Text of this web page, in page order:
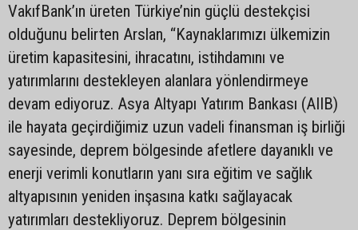
VakıfBank’ın üreten Türkiye’nin güçlü destekçisi
olduğunu belirten Arslan, “Kaynaklarımızı ülkemizin
üretim kapasitesini, ihracatını, istihdamını ve
yatırımlarını destekleyen alanlara yönlendirmeye
devam ediyoruz. Asya Altyapı Yatırım Bankası (AIIB)
ile hayata geçirdiğimiz uzun vadeli finansman iş birliği
sayesinde, deprem bölgesinde afetlere dayanıklı ve
enerji verimli konutların yanı sıra eğitim ve sağlık
altyapısının yeniden inşasına katkı sağlayacak
yatırımları destekliyoruz. Deprem bölgesinin